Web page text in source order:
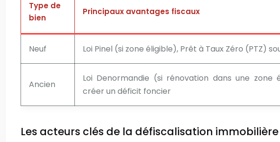
Type de
bien
Principaux avantages fiscaux
Neuf Loi Pinel (si zone éligible), Prêt à Taux Zéro (PTZ)
Ancien
Loi Denormandie (si rénovation dans une zone
créer un déficit foncier
Les acteurs clés de la défiscalisation immobilière